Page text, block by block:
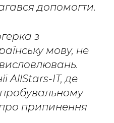
допомогти.
з
мову, не
AllStars-IT, де
про припинення